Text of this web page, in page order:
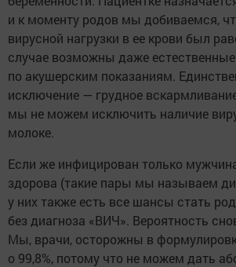
и к моменту родов мы добиваемся,
вирусной нагрузки в ее крови был
случае возможны даже
по акушерским показаниям.
исключение — грудное
мы не можем исключить наличие
молоке.
Если же инфицирован только
здорова (такие пары мы называем
у них также есть все шансы стать
без диагноза «ВИЧ». Вероятность
Мы, врачи, осторожны в
о 99,8%, потому что не можем дать